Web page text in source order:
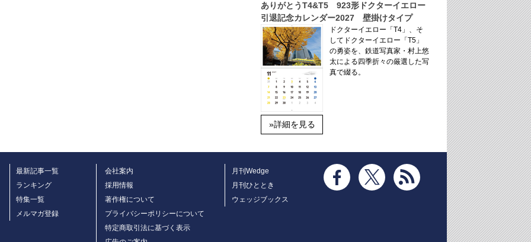
ありがとうT4&T5 923形ドクターイエロー
引退記念カレンダー2027 壁掛けタイプ
»詳細を見る
ドクターイエロー「T4」、そ
してドクターイエロー「T5」
の勇姿を、鉄道写真家・村上悠
太による四季折々の厳選した写
真で綴る。
最新記事一覧
ランキング
特集一覧
メルマガ登録
会社案内
採用情報
著作権について
プライバシーポリシーについて
特定商取引法に基づく表示
月刊Wedge
月刊ひととき
ウェッジブックス